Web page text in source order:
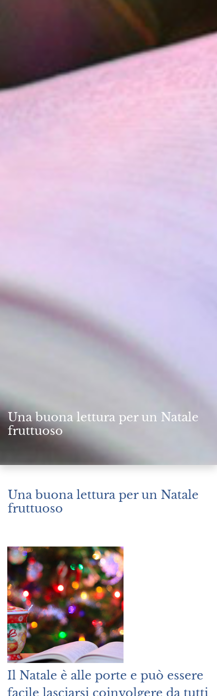
Una buona lettura per un Natale
fruttuoso
Una buona lettura per un Natale
fruttuoso
Il Natale è alle porte e può essere
facile lasciarsi coinvolgere da tutti